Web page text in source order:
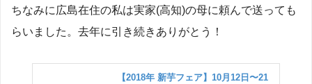
ちなみに広島在住の私は実家(高知)の母に頼んで送っても
らいました。去年に引き続きありがとう！
【2018年 新芋フェア】10月12日〜21